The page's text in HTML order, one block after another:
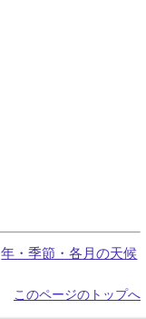
年・季節・各月の天候
このページのトップへ